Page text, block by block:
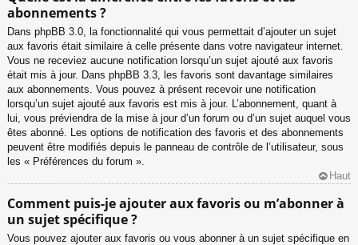
abonnements ?
Dans phpBB 3.0, la fonctionnalité qui vous permettait d’ajouter un sujet
aux favoris était similaire à celle présente dans votre navigateur internet.
Vous ne receviez aucune notification lorsqu’un sujet ajouté aux favoris
était mis à jour. Dans phpBB 3.3, les favoris sont davantage similaires
aux abonnements. Vous pouvez à présent recevoir une notification
lorsqu’un sujet ajouté aux favoris est mis à jour. L’abonnement, quant à
lui, vous préviendra de la mise à jour d’un forum ou d’un sujet auquel vous
êtes abonné. Les options de notification des favoris et des abonnements
peuvent être modifiés depuis le panneau de contrôle de l’utilisateur, sous
les « Préférences du forum ».
Haut
Comment puis-je ajouter aux favoris ou m’abonner à
un sujet spécifique ?
Vous pouvez ajouter aux favoris ou vous abonner à un sujet spécifique en